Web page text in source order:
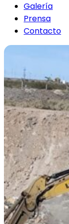
Galería
Prensa
Contacto